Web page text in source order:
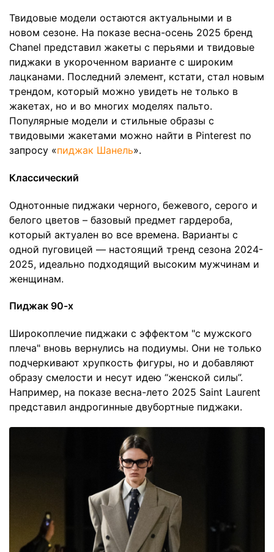
Твидовые модели остаются актуальными и в
новом сезоне. На показе весна-осень 2025 бренд
Chanel представил жакеты с перьями и твидовые
пиджаки в укороченном варианте с широким
лацканами. Последний элемент, кстати, стал новым
трендом, который можно увидеть не только в
жакетах, но и во многих моделях пальто.
Популярные модели и стильные образы с
твидовыми жакетами можно найти в Pinterest по
запросу «пиджак Шанель».
Классический
Однотонные пиджаки черного, бежевого, серого и
белого цветов – базовый предмет гардероба,
который актуален во все времена. Варианты с
одной пуговицей — настоящий тренд сезона 2024-
2025, идеально подходящий высоким мужчинам и
женщинам.
Пиджак 90-х
Широкоплечие пиджаки с эффектом "с мужского
плеча" вновь вернулись на подиумы. Они не только
подчеркивают хрупкость фигуры, но и добавляют
образу смелости и несут идею “женской силы”.
Например, на показе весна-лето 2025 Saint Laurent
представил андрогинные двубортные пиджаки.